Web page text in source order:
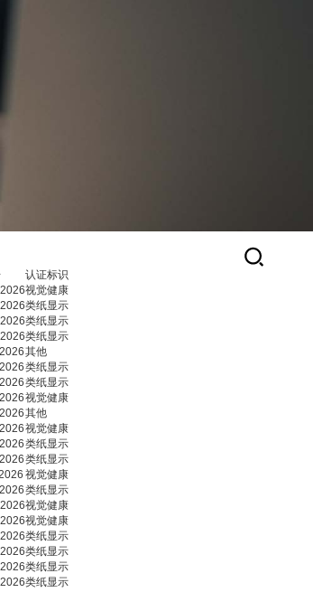
认证标识
视觉健康
类纸显示
类纸显示
类纸显示
其他
类纸显示
类纸显示
视觉健康
其他
视觉健康
类纸显示
类纸显示
视觉健康
类纸显示
视觉健康
视觉健康
类纸显示
类纸显示
类纸显示
类纸显示